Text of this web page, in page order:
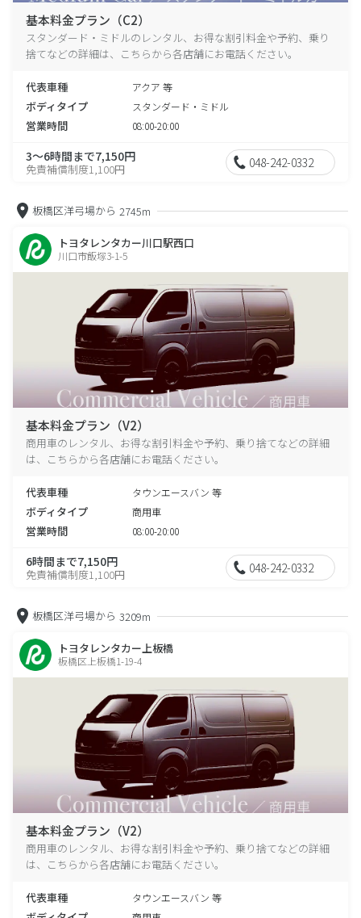
基本料金プラン（C2）
スタンダード・ミドルのレンタル、お得な割引料金や予約、乗り
捨てなどの詳細は、こちらから各店舗にお電話ください。
代表車種 アクア 等
ボディタイプ スタンダード・ミドル
営業時間 08:00-20:00
3～6時間まで7,150円
免責補償制度1,100円 048-242-0332
板橋区洋弓場から 2745m
トヨタレンタカー川口駅西口
川口市飯塚3-1-5
基本料金プラン（V2）
商用車のレンタル、お得な割引料金や予約、乗り捨てなどの詳細
は、こちらから各店舗にお電話ください。
代表車種 タウンエースバン 等
ボディタイプ 商用車
営業時間 08:00-20:00
6時間まで7,150円
免責補償制度1,100円 048-242-0332
板橋区洋弓場から 3209m
トヨタレンタカー上板橋
板橋区上板橋1-19-4
基本料金プラン（V2）
商用車のレンタル、お得な割引料金や予約、乗り捨てなどの詳細
は、こちらから各店舗にお電話ください。
代表車種 タウンエースバン 等